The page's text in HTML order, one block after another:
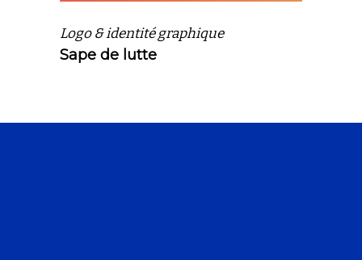
Logo & identité graphique
Sape de lutte